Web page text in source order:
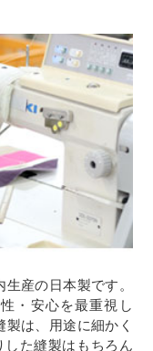
産の日本製です。
・安心を最重視し
は、用途に細かく
た縫製はもちろん